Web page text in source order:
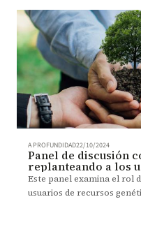
A PROFUNDIDAD22/10/2024
Panel de discusión
replanteando a los
proveedores de DSI
creadores
Este panel examina el rol
usuarios de recursos